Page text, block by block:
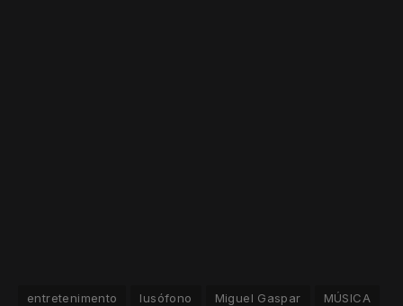
entretenimento lusófono Miguel Gaspar
MÚSICA